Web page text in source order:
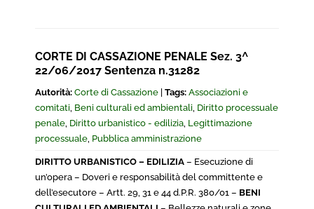
CORTE DI CASSAZIONE PENALE Sez. 3^
22/06/2017 Sentenza n.31282
Autorità: Corte di Cassazione Tags: Associazioni e
comitati, Beni culturali ed ambientali, Diritto processuale
penale, Diritto urbanistico - edilizia, Legittimazione
processuale, Pubblica amministrazione
DIRITTO URBANISTICO – EDILIZIA – Esecuzione di
un’opera – Doveri e responsabilità del committente e
dell’esecutore – Artt. 29, 31 e 44 d.P.R. 380/01 – BENI